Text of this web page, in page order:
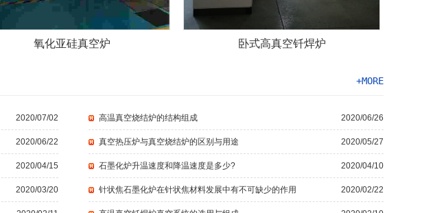
氧化亚硅真空炉 卧式高真空钎焊炉
+MORE
2020/07/02 高温真空烧结炉的结构组成 2020/06/26
2020/06/22 真空热压炉与真空烧结炉的区别与用途 2020/05/27
2020/04/15 石墨化炉升温速度和降温速度是多少? 2020/04/10
2020/03/20 针状焦石墨化炉在针状焦材料发展中有不可缺少的作用 2020/02/22